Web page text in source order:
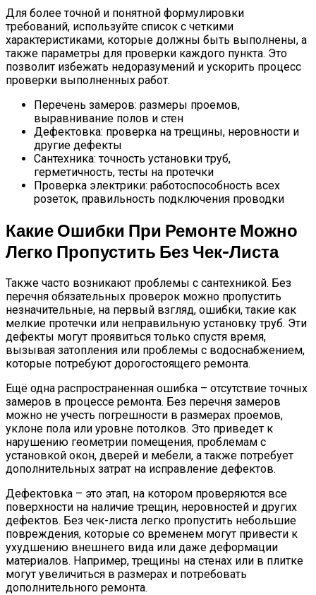
Для более точной и понятной формулировки
требований, используйте список с четкими
характеристиками, которые должны быть выполнены, а
также параметры для проверки каждого пункта. Это
позволит избежать недоразумений и ускорить процесс
проверки выполненных работ.
Перечень замеров: размеры проемов,
выравнивание полов и стен
Дефектовка: проверка на трещины, неровности и
другие дефекты
Сантехника: точность установки труб,
герметичность, тесты на протечки
Проверка электрики: работоспособность всех
розеток, правильность подключения проводки
Какие Ошибки При Ремонте Можно
Легко Пропустить Без Чек-Листа
Также часто возникают проблемы с сантехникой. Без
перечня обязательных проверок можно пропустить
незначительные, на первый взгляд, ошибки, такие как
мелкие протечки или неправильную установку труб. Эти
дефекты могут проявиться только спустя время,
вызывая затопления или проблемы с водоснабжением,
которые потребуют дорогостоящего ремонта.
Ещё одна распространенная ошибка – отсутствие точных
замеров в процессе ремонта. Без перечня замеров
можно не учесть погрешности в размерах проемов,
уклоне пола или уровне потолков. Это приведет к
нарушению геометрии помещения, проблемам с
установкой окон, дверей и мебели, а также потребует
дополнительных затрат на исправление дефектов.
Дефектовка – это этап, на котором проверяются все
поверхности на наличие трещин, неровностей и других
дефектов. Без чек-листа легко пропустить небольшие
повреждения, которые со временем могут привести к
ухудшению внешнего вида или даже деформации
материалов. Например, трещины на стенах или в плитке
могут увеличиться в размерах и потребовать
дополнительного ремонта.